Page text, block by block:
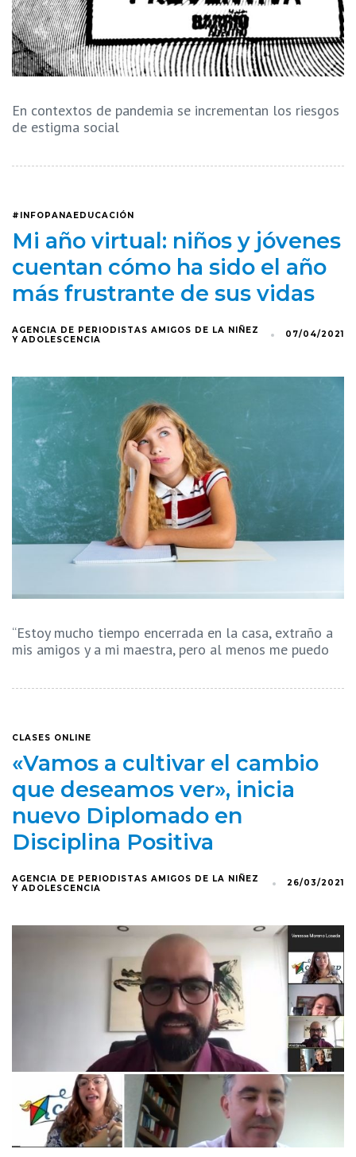
En contextos de pandemia se incrementan los riesgos
de estigma social
#INFOPANAEDUCACIÓN
Mi año virtual: niños y jóvenes
cuentan cómo ha sido el año
más frustrante de sus vidas
AGENCIA DE PERIODISTAS AMIGOS DE LA NIÑEZ
Y ADOLESCENCIA
07/04/2021
“Estoy mucho tiempo encerrada en la casa, extraño a
mis amigos y a mi maestra, pero al menos me puedo
CLASES ONLINE
«Vamos a cultivar el cambio
que deseamos ver», inicia
nuevo Diplomado en
Disciplina Positiva
AGENCIA DE PERIODISTAS AMIGOS DE LA NIÑEZ
Y ADOLESCENCIA
26/03/2021